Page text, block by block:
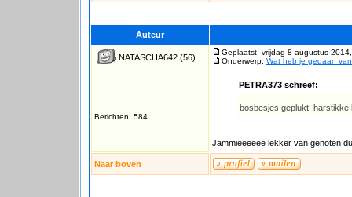
Auteur
NATASCHA642 (56)
Berichten: 584
Geplaatst: vrijdag 8 augustus
Onderwerp: Wat heb je gedaan
PETRA373 schreef:
bosbesjes geplukt,
Jammieeeeee lekker van genoten
Naar boven